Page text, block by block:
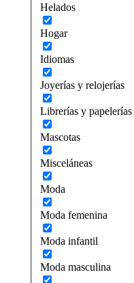
Helados
Hogar
Idiomas
Joyerías y relojerías
Librerías y papelerías
Mascotas
Misceláneas
Moda
Moda femenina
Moda infantil
Moda masculina